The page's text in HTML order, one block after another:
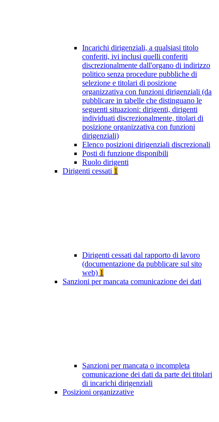
Incarichi dirigenziali, a qualsiasi titolo
conferiti, ivi inclusi quelli conferiti
discrezionalmente dall'organo di indirizzo
politico senza procedure pubbliche di
selezione e titolari di posizione
organizzativa con funzioni dirigenziali (da
pubblicare in tabelle che distinguano le
seguenti situazioni: dirigenti, dirigenti
individuati discrezionalmente, titolari di
posizione organizzativa con funzioni
dirigenziali)
Elenco posizioni dirigenziali discrezionali
Posti di funzione disponibili
Ruolo dirigenti
Dirigenti cessati 1
Dirigenti cessati dal rapporto di lavoro
(documentazione da pubblicare sul sito
web) 1
Sanzioni per mancata comunicazione dei dati
Sanzioni per mancata o incompleta
comunicazione dei dati da parte dei titolari
di incarichi dirigenziali
Posizioni organizzative